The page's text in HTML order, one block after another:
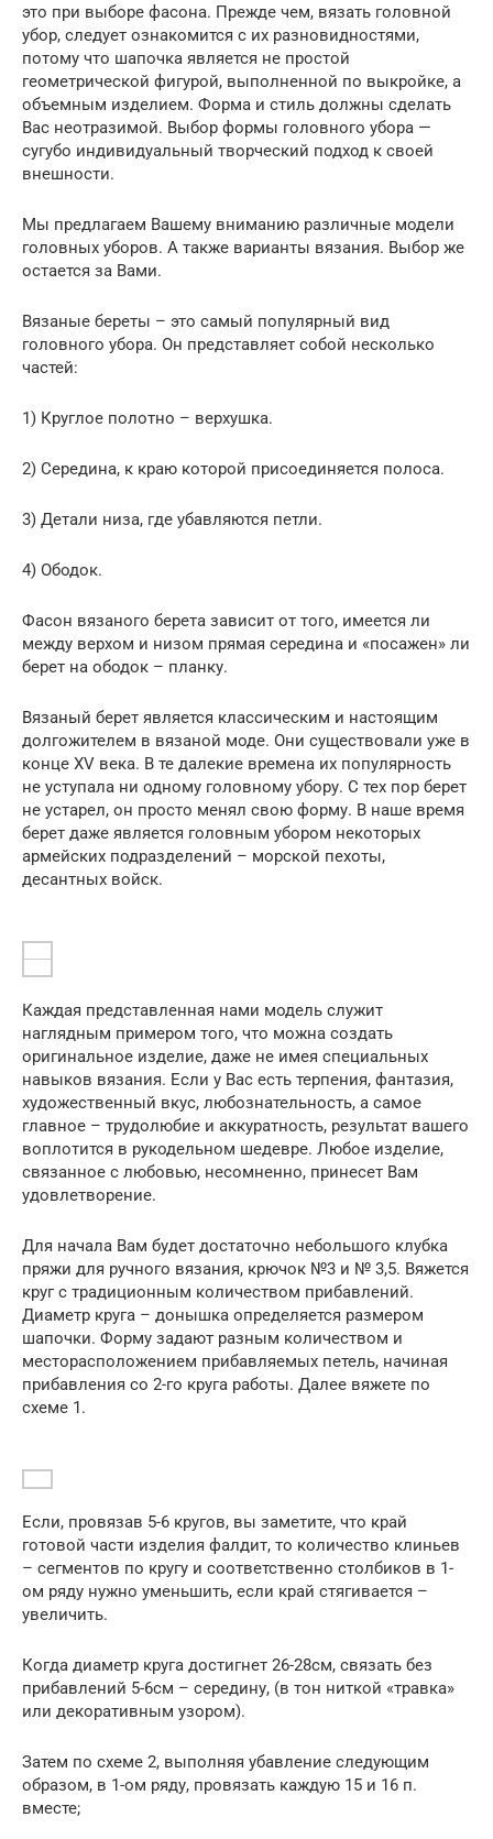
это при выборе фасона. Прежде чем, вязать головной
убор, следует ознакомится с их разновидностями,
потому что шапочка является не простой
геометрической фигурой, выполненной по выкройке, а
объемным изделием. Форма и стиль должны сделать
Вас неотразимой. Выбор формы головного убора —
сугубо индивидуальный творческий подход к своей
внешности.
Мы предлагаем Вашему вниманию различные модели
головных уборов. А также варианты вязания. Выбор же
остается за Вами.
Вязаные береты – это самый популярный вид
головного убора. Он представляет собой несколько
частей:
1) Круглое полотно – верхушка.
2) Середина, к краю которой присоединяется полоса.
3) Детали низа, где убавляются петли.
4) Ободок.
Фасон вязаного берета зависит от того, имеется ли
между верхом и низом прямая середина и «посажен» ли
берет на ободок – планку.
Вязаный берет является классическим и настоящим
долгожителем в вязаной моде. Они существовали уже в
конце XV века. В те далекие времена их популярность
не уступала ни одному головному убору. С тех пор берет
не устарел, он просто менял свою форму. В наше время
берет даже является головным убором некоторых
армейских подразделений – морской пехоты,
десантных войск.
Каждая представленная нами модель служит
наглядным примером того, что можна создать
оригинальное изделие, даже не имея специальных
навыков вязания. Если у Вас есть терпения, фантазия,
художественный вкус, любознательность, а самое
главное – трудолюбие и аккуратность, результат вашего
воплотится в рукодельном шедевре. Любое изделие,
связанное с любовью, несомненно, принесет Вам
удовлетворение.
Для начала Вам будет достаточно небольшого клубка
пряжи для ручного вязания, крючок №3 и № 3,5. Вяжется
круг с традиционным количеством прибавлений.
Диаметр круга – донышка определяется размером
шапочки. Форму задают разным количеством и
месторасположением прибавляемых петель, начиная
прибавления со 2-го круга работы. Далее вяжете по
схеме 1.
Если, провязав 5-6 кругов, вы заметите, что край
готовой части изделия фалдит, то количество клиньев
– сегментов по кругу и соответственно столбиков в 1-
ом ряду нужно уменьшить, если край стягивается –
увеличить.
Когда диаметр круга достигнет 26-28см, связать без
прибавлений 5-6см – середину, (в тон ниткой «травка»
или декоративным узором).
Затем по схеме 2, выполняя убавление следующим
образом, в 1-ом ряду, провязать каждую 15 и 16 п.
вместе;